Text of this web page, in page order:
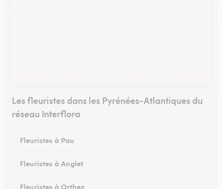
Les fleuristes dans les Pyrénées-Atlantiques du
réseau Interflora
Fleuristes à Pau
Fleuristes à Anglet
Fleuristes à Orthez